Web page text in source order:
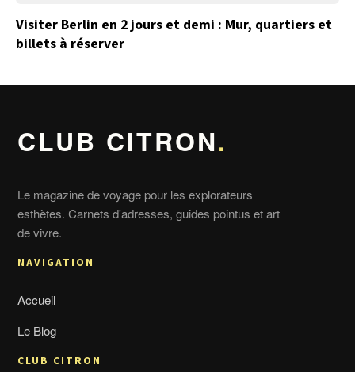
Visiter Berlin en 2 jours et demi : Mur, quartiers et
billets à réserver
CLUB CITRON.
Le magazine de voyage pour les explorateurs
esthètes. Carnets d'adresses, guides pointus et art
de vivre.
NAVIGATION
Accueil
Le Blog
CLUB CITRON